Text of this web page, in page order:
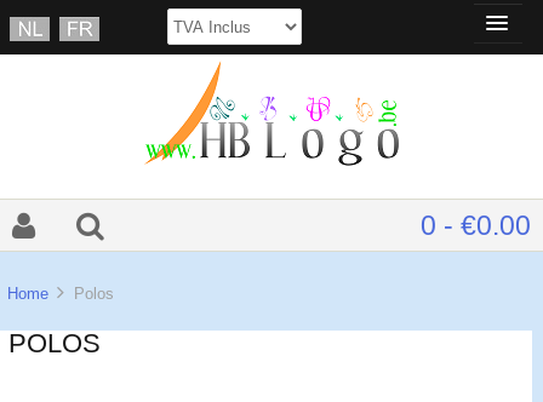
0 - €0.00
Home Polos
POLOS